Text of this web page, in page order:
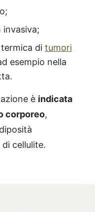
di tumori
esempio nella
è indicata
corporeo,
cellulite.